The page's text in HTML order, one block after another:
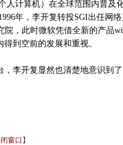
计算机）在全球范围内普及
年，李开复转投SGI出任网络
，此时微软凭借全新的产品
到空前的发展和重视。
李开复显然也清楚地意识到
窗口 】